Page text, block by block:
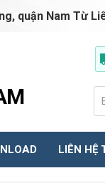
quận Nam Từ
LIÊN HỆ